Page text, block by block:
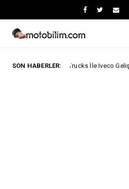
SON HABERLER:
Ford Trucks İle Iveco Geliştirilecek Yeni